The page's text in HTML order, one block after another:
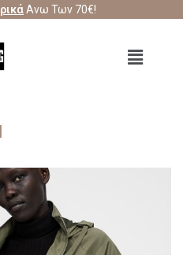
Ανω Των 70€!